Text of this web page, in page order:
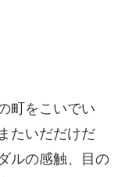
町をこいでい
たいだだけだ
ルの感触、目の